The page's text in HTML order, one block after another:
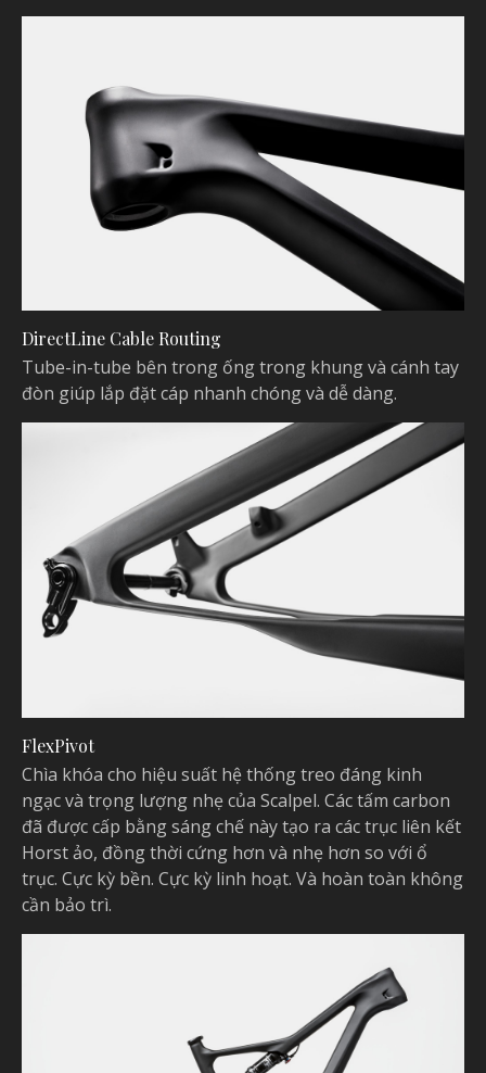
DirectLine Cable Routing
Tube-in-tube bên trong ống trong khung và cánh tay
đòn giúp lắp đặt cáp nhanh chóng và dễ dàng.
FlexPivot
Chìa khóa cho hiệu suất hệ thống treo đáng kinh
ngạc và trọng lượng nhẹ của Scalpel. Các tấm carbon
đã được cấp bằng sáng chế này tạo ra các trục liên kết
Horst ảo, đồng thời cứng hơn và nhẹ hơn so với ổ
trục. Cực kỳ bền. Cực kỳ linh hoạt. Và hoàn toàn không
cần bảo trì.